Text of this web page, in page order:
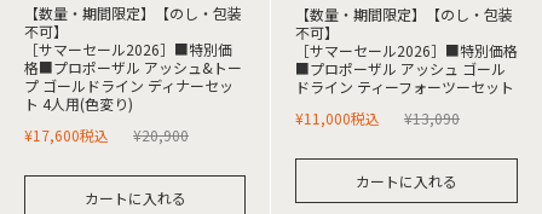
【数量・期間限定】【のし・包装
不可】
［サマーセール2026］■特別価
格■プロポーザル アッシュ&トー
プ ゴールドライン ディナーセッ
ト 4人用(色変り)
¥20,900
¥17,600税込
カートに入れる
【数量・期間限定】【のし・包装
不可】
［サマーセール2026］■特別価格
■プロポーザル アッシュ ゴール
ドライン ティーフォーツーセット
¥13,090
¥11,000税込
カートに入れる